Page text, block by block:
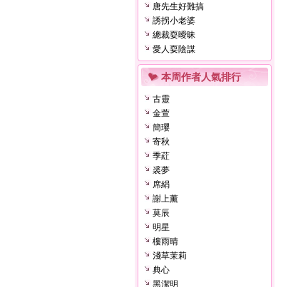
唐先生好難搞
誘拐小老婆
總裁耍曖昧
愛人耍陰謀
本周作者人氣排行
古靈
金萱
簡瓔
寄秋
季葒
裘夢
席絹
謝上薰
莫辰
明星
樓雨晴
淺草茉莉
典心
黑潔明